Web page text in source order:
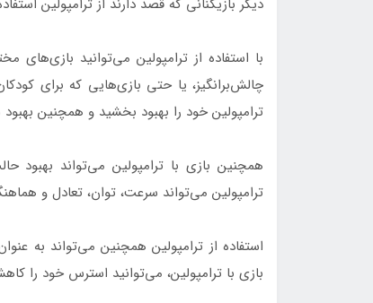
دیگر بازیکنانی که قصد دارند از ترامپولین
با استفاده از ترامپولین می‌توانید بازی‌های
چالش‌برانگیز، یا حتی بازی‌هایی که برای
ترامپولین خود را بهبود بخشید و همچنین
همچنین بازی با ترامپولین می‌تواند
ترامپولین می‌تواند سرعت، توان، تعادل و
استفاده از ترامپولین همچنین می‌تواند به
بازی با ترامپولین، می‌توانید استرس خود را